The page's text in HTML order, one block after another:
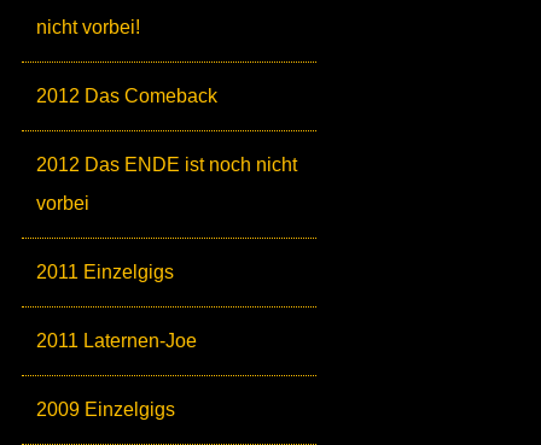
nicht vorbei!
2012 Das Comeback
2012 Das ENDE ist noch nicht
vorbei
2011 Einzelgigs
2011 Laternen-Joe
2009 Einzelgigs